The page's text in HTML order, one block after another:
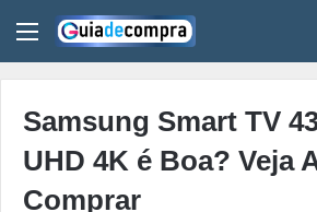
Menu
Samsung Smart TV
UHD 4K é Boa? Veja
Comprar